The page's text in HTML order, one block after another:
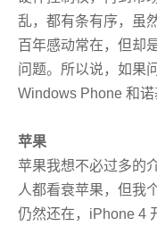
乱，都有条有序，虽
百年感动常在，但却
问题。所以说，如果
Windows Phone 和诺
苹果
苹果我想不必过多的
人都看衰苹果，但我
仍然还在，iPhone 4